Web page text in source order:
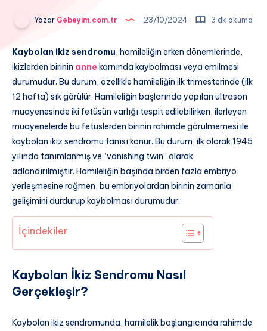
Yazar Gebeyim.com.tr 23/10/2024 3 dk okuma
Kaybolan ikiz sendromu, hamileliğin erken dönemlerinde,
ikizlerden birinin anne karnında kaybolması veya emilmesi
durumudur. Bu durum, özellikle hamileliğin ilk trimesterinde (ilk
12 hafta) sık görülür. Hamileliğin başlarında yapılan ultrason
muayenesinde iki fetüsün varlığı tespit edilebilirken, ilerleyen
muayenelerde bu fetüslerden birinin rahimde görülmemesi ile
kaybolan ikiz sendromu tanısı konur. Bu durum, ilk olarak 1945
yılında tanımlanmış ve “vanishing twin” olarak
adlandırılmıştır. Hamileliğin başında birden fazla embriyo
yerleşmesine rağmen, bu embriyolardan birinin zamanla
gelişimini durdurup kaybolması durumudur.
İçindekiler
Kaybolan İkiz Sendromu Nasıl
Gerçekleşir?
Kaybolan ikiz sendromunda, hamilelik başlangıcında rahimde